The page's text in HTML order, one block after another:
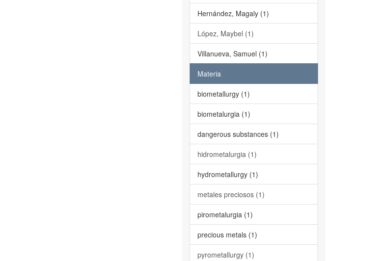
Hernández, Magaly (1)
López, Maybel (1)
Villanueva, Samuel (1)
Materia
biometallurgy (1)
biometalurgia (1)
dangerous substances (1)
hidrometalurgia (1)
hydrometallurgy (1)
metales preciosos (1)
pirometalurgia (1)
precious metals (1)
pyrometallurgy (1)